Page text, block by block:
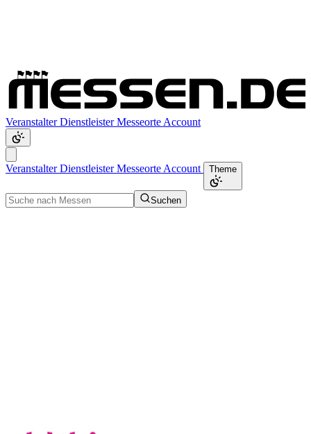
VeranstalterDienstleisterMesseorte Account
VeranstalterDienstleisterMesseorte Account Theme
Suchen